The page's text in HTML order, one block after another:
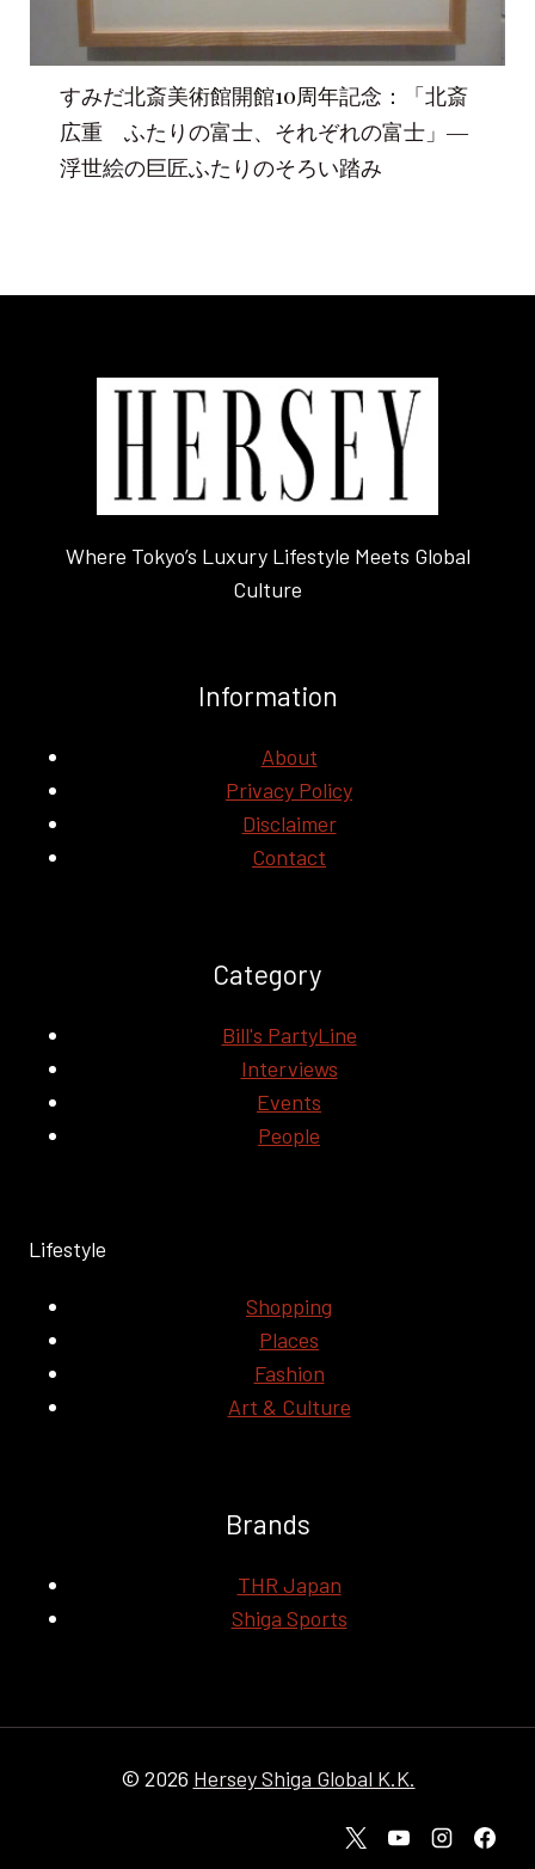
すみだ北斎美術館開館10周年記念：「北斎
広重 ふたりの富士、それぞれの富士」―
浮世絵の巨匠ふたりのそろい踏み
Where Tokyo’s Luxury Lifestyle Meets Global
Culture
Information
About
Privacy Policy
Disclaimer
Contact
Category
Bill's PartyLine
Interviews
Events
People
Lifestyle
Shopping
Places
Fashion
Art & Culture
Brands
THR Japan
Shiga Sports
© 2026 Hersey Shiga Global K.K.